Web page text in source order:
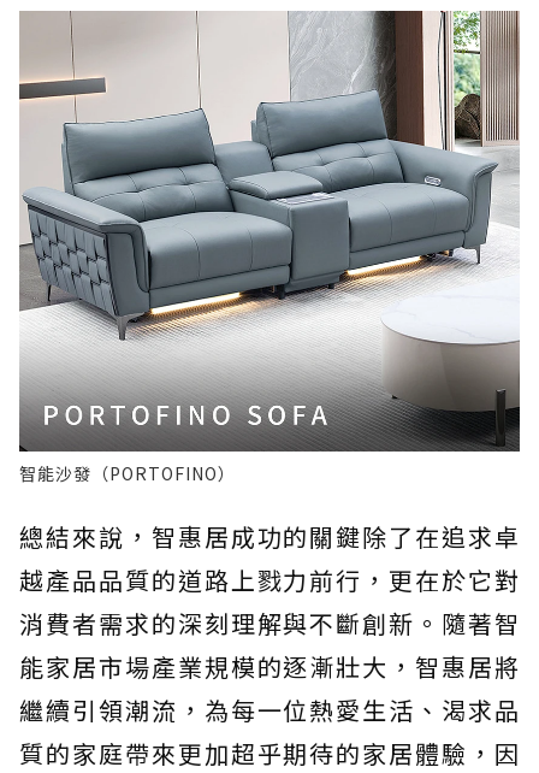
智能沙發（PORTOFINO）
總結來說，智惠居成功的關鍵除了在追求卓
越產品品質的道路上戮力前行，更在於它對
消費者需求的深刻理解與不斷創新。隨著智
能家居市場產業規模的逐漸壯大，智惠居將
繼續引領潮流，為每一位熱愛生活、渴求品
質的家庭帶來更加超乎期待的家居體驗，因